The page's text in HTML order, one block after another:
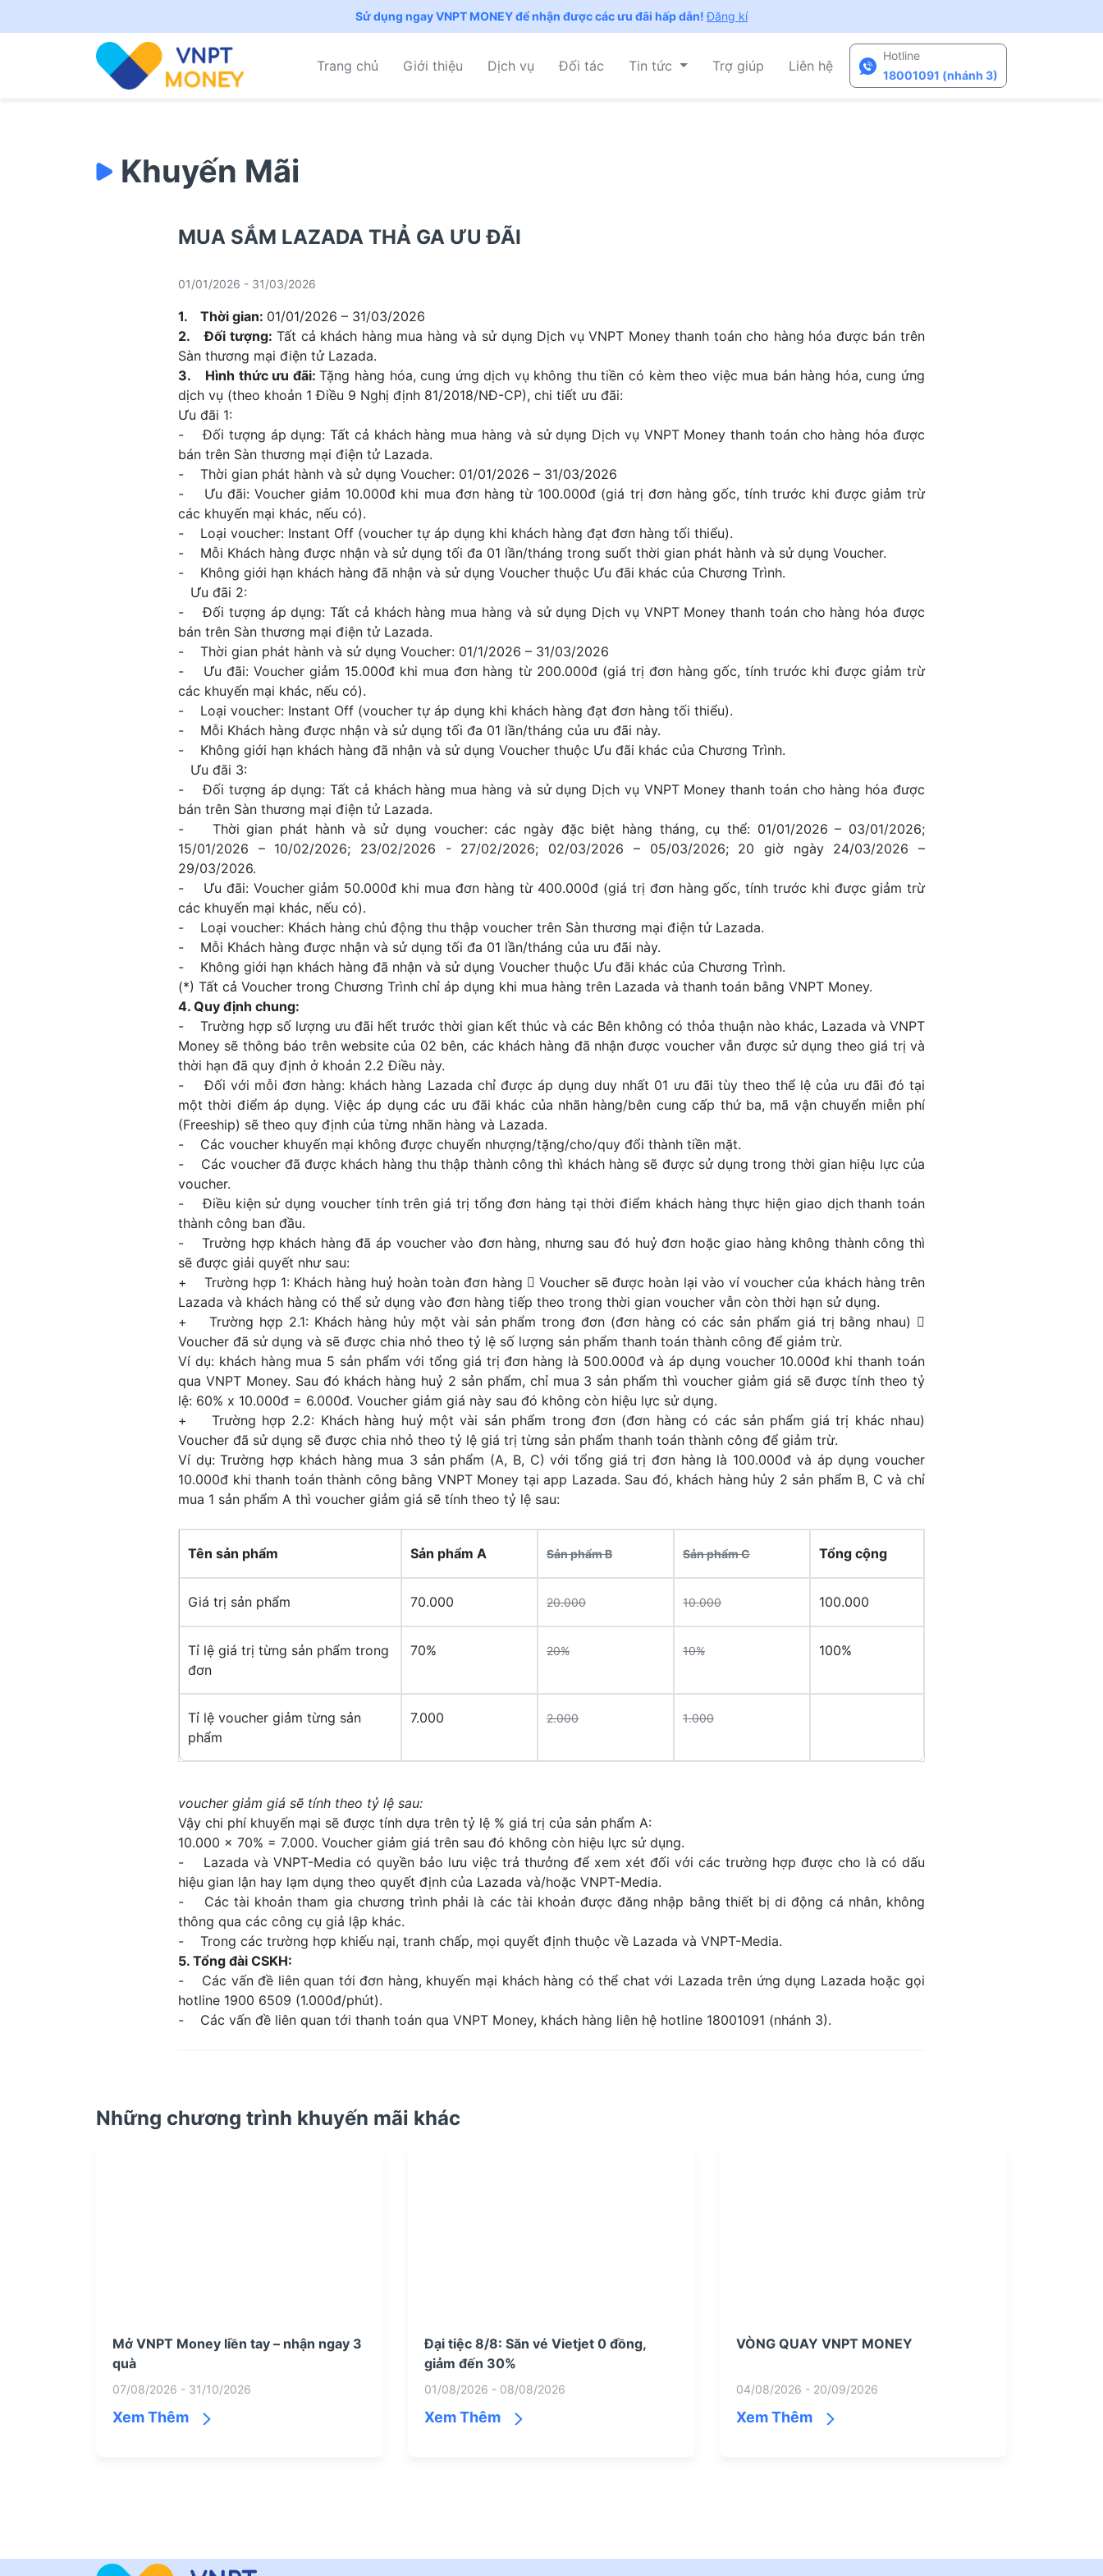
Sử dụng ngay VNPT MONEY để nhận được các ưu đãi hấp dẫn!Đăng kí
Trang chủ Giới thiệu Dịch vụ Đối tác Tin tức Trợ giúp Liên hệ
Hotline
18001091 (nhánh 3)
Khuyến Mãi
MUA SẮM LAZADA THẢ GA ƯU ĐÃI
01/01/2026 - 31/03/2026
1. Thời gian: 01/01/2026 – 31/03/2026
2. Đối tượng: Tất cả khách hàng mua hàng và sử dụng Dịch vụ VNPT Money thanh toán cho hàng hóa được bán trên
Sàn thương mại điện tử Lazada.
3. Hình thức ưu đãi:Tặng hàng hóa, cung ứng dịch vụ không thu tiền có kèm theo việc mua bán hàng hóa, cung ứng
dịch vụ (theo khoản 1 Điều 9 Nghị định 81/2018/NĐ-CP), chi tiết ưu đãi:
Ưu đãi 1:
- Đối tượng áp dụng: Tất cả khách hàng mua hàng và sử dụng Dịch vụ VNPT Money thanh toán cho hàng hóa được
bán trên Sàn thương mại điện tử Lazada.
- Thời gian phát hành và sử dụng Voucher: 01/01/2026 – 31/03/2026
- Ưu đãi: Voucher giảm 10.000đ khi mua đơn hàng từ 100.000đ (giá trị đơn hàng gốc, tính trước khi được giảm trừ
các khuyến mại khác, nếu có).
- Loại voucher: Instant Off (voucher tự áp dụng khi khách hàng đạt đơn hàng tối thiểu).
- Mỗi Khách hàng được nhận và sử dụng tối đa 01 lần/tháng trong suốt thời gian phát hành và sử dụng Voucher.
- Không giới hạn khách hàng đã nhận và sử dụng Voucher thuộc Ưu đãi khác của Chương Trình.
Ưu đãi 2:
- Đối tượng áp dụng: Tất cả khách hàng mua hàng và sử dụng Dịch vụ VNPT Money thanh toán cho hàng hóa được
bán trên Sàn thương mại điện tử Lazada.
- Thời gian phát hành và sử dụng Voucher: 01/1/2026 – 31/03/2026
- Ưu đãi: Voucher giảm 15.000đ khi mua đơn hàng từ 200.000đ (giá trị đơn hàng gốc, tính trước khi được giảm trừ
các khuyến mại khác, nếu có).
- Loại voucher: Instant Off (voucher tự áp dụng khi khách hàng đạt đơn hàng tối thiểu).
- Mỗi Khách hàng được nhận và sử dụng tối đa 01 lần/tháng của ưu đãi này.
- Không giới hạn khách hàng đã nhận và sử dụng Voucher thuộc Ưu đãi khác của Chương Trình.
Ưu đãi 3:
- Đối tượng áp dụng: Tất cả khách hàng mua hàng và sử dụng Dịch vụ VNPT Money thanh toán cho hàng hóa được
bán trên Sàn thương mại điện tử Lazada.
- Thời gian phát hành và sử dụng voucher: các ngày đặc biệt hàng tháng, cụ thể: 01/01/2026 – 03/01/2026;
15/01/2026 – 10/02/2026; 23/02/2026 - 27/02/2026; 02/03/2026 – 05/03/2026; 20 giờ ngày 24/03/2026 –
29/03/2026.
- Ưu đãi: Voucher giảm 50.000đ khi mua đơn hàng từ 400.000đ (giá trị đơn hàng gốc, tính trước khi được giảm trừ
các khuyến mại khác, nếu có).
- Loại voucher: Khách hàng chủ động thu thập voucher trên Sàn thương mại điện tử Lazada.
- Mỗi Khách hàng được nhận và sử dụng tối đa 01 lần/tháng của ưu đãi này.
- Không giới hạn khách hàng đã nhận và sử dụng Voucher thuộc Ưu đãi khác của Chương Trình.
(*) Tất cả Voucher trong Chương Trình chỉ áp dụng khi mua hàng trên Lazada và thanh toán bằng VNPT Money.
4. Quy định chung:
- Trường hợp số lượng ưu đãi hết trước thời gian kết thúc và các Bên không có thỏa thuận nào khác, Lazada và VNPT
Money sẽ thông báo trên website của 02 bên, các khách hàng đã nhận được voucher vẫn được sử dụng theo giá trị và
thời hạn đã quy định ở khoản 2.2 Điều này.
- Đối với mỗi đơn hàng: khách hàng Lazada chỉ được áp dụng duy nhất 01 ưu đãi tùy theo thể lệ của ưu đãi đó tại
một thời điểm áp dụng. Việc áp dụng các ưu đãi khác của nhãn hàng/bên cung cấp thứ ba, mã vận chuyển miễn phí
(Freeship) sẽ theo quy định của từng nhãn hàng và Lazada.
- Các voucher khuyến mại không được chuyển nhượng/tặng/cho/quy đổi thành tiền mặt.
- Các voucher đã được khách hàng thu thập thành công thì khách hàng sẽ được sử dụng trong thời gian hiệu lực của
voucher.
- Điều kiện sử dụng voucher tính trên giá trị tổng đơn hàng tại thời điểm khách hàng thực hiện giao dịch thanh toán
thành công ban đầu.
- Trường hợp khách hàng đã áp voucher vào đơn hàng, nhưng sau đó huỷ đơn hoặc giao hàng không thành công thì
sẽ được giải quyết như sau:
+ Trường hợp 1: Khách hàng huỷ hoàn toàn đơn hàng  Voucher sẽ được hoàn lại vào ví voucher của khách hàng trên
Lazada và khách hàng có thể sử dụng vào đơn hàng tiếp theo trong thời gian voucher vẫn còn thời hạn sử dụng.
+ Trường hợp 2.1: Khách hàng hủy một vài sản phẩm trong đơn (đơn hàng có các sản phẩm giá trị bằng nhau) 
Voucher đã sử dụng và sẽ được chia nhỏ theo tỷ lệ số lượng sản phẩm thanh toán thành công để giảm trừ.
Ví dụ: khách hàng mua 5 sản phẩm với tổng giá trị đơn hàng là 500.000đ và áp dụng voucher 10.000đ khi thanh toán
qua VNPT Money. Sau đó khách hàng huỷ 2 sản phẩm, chỉ mua 3 sản phẩm thì voucher giảm giá sẽ được tính theo tỷ
lệ: 60% x 10.000đ = 6.000đ. Voucher giảm giá này sau đó không còn hiệu lực sử dụng.
+ Trường hợp 2.2: Khách hàng huỷ một vài sản phẩm trong đơn (đơn hàng có các sản phẩm giá trị khác nhau)
Voucher đã sử dụng sẽ được chia nhỏ theo tỷ lệ giá trị từng sản phẩm thanh toán thành công để giảm trừ.
Ví dụ: Trường hợp khách hàng mua 3 sản phẩm (A, B, C) với tổng giá trị đơn hàng là 100.000đ và áp dụng voucher
10.000đ khi thanh toán thành công bằng VNPT Money tại app Lazada. Sau đó, khách hàng hủy 2 sản phẩm B, C và chỉ
mua 1 sản phẩm A thì voucher giảm giá sẽ tính theo tỷ lệ sau:
Tên sản phẩm Sản phẩm A Sản phẩm B Sản phẩm C Tổng cộng
Giá trị sản phẩm 70.000 20.000 10.000 100.000
Tỉ lệ giá trị từng sản phẩm trong
đơn
70% 20% 10% 100%
Tỉ lệ voucher giảm từng sản
phẩm
7.000 2.000 1.000
voucher giảm giá sẽ tính theo tỷ lệ sau:
Vậy chi phí khuyến mại sẽ được tính dựa trên tỷ lệ % giá trị của sản phẩm A:
10.000 x 70% = 7.000. Voucher giảm giá trên sau đó không còn hiệu lực sử dụng.
- Lazada và VNPT-Media có quyền bảo lưu việc trả thưởng để xem xét đối với các trường hợp được cho là có dấu
hiệu gian lận hay lạm dụng theo quyết định của Lazada và/hoặc VNPT-Media.
- Các tài khoản tham gia chương trình phải là các tài khoản được đăng nhập bằng thiết bị di động cá nhân, không
thông qua các công cụ giả lập khác.
- Trong các trường hợp khiếu nại, tranh chấp, mọi quyết định thuộc về Lazada và VNPT-Media.
5. Tổng đài CSKH:
- Các vấn đề liên quan tới đơn hàng, khuyến mại khách hàng có thể chat với Lazada trên ứng dụng Lazada hoặc gọi
hotline 1900 6509 (1.000đ/phút).
- Các vấn đề liên quan tới thanh toán qua VNPT Money, khách hàng liên hệ hotline 18001091 (nhánh 3).
Những chương trình khuyến mãi khác
Mở VNPT Money liền tay – nhận ngay 3
quà
07/08/2026 - 31/10/2026
Xem Thêm
Đại tiệc 8/8: Săn vé Vietjet 0 đồng,
giảm đến 30%
01/08/2026 - 08/08/2026
Xem Thêm
VÒNG QUAY VNPT MONEY
04/08/2026 - 20/09/2026
Xem Thêm